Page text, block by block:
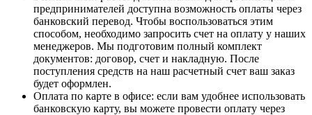
предпринимателей доступна возможность оплаты через
банковский перевод. Чтобы воспользоваться этим
способом, необходимо запросить счет на оплату у наших
менеджеров. Мы подготовим полный комплект
документов: договор, счет и накладную. После
поступления средств на наш расчетный счет ваш заказ
будет оформлен.
Оплата по карте в офисе: если вам удобнее использовать
банковскую карту, вы можете провести оплату через